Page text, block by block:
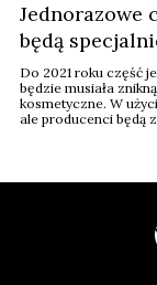
Jednorazowe
będą
Do 2021 roku część
będzie musiała
kosmetyczne. W
ale producenci będą